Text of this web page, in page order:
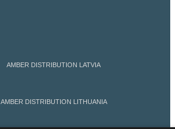
AMBER DISTRIBUTION LATVIA
AMBER DISTRIBUTION LITHUANIA